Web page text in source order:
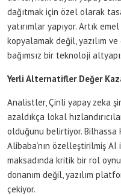
dağıtmak için özel olarak
yatırımlar yapıyor. Artık
kopyalamak değil, yazılım
bağımsız bir teknoloji
Yerli Alternatifler Değer
Analistler, Çinli yapay zeka
azaldıkça lokal
olduğunu belirtiyor. Bilhassa
Alibaba’nın özelleştirilmiş AI
maksadında kritik bir rol
donanım değil, yazılım
çekiyor.